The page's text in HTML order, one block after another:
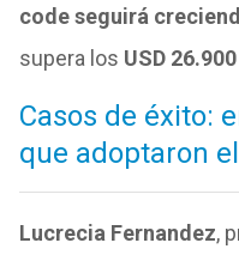
code seguirá
supera los USD
Casos de éxito:
que adoptaron
Lucrecia Fernandez,